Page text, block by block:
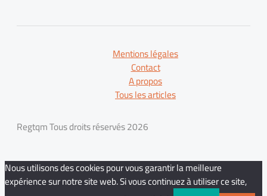
Mentions légales
Contact
A propos
Tous les articles
Regtqm Tous droits réservés 2026
Nous utilisons des cookies pour vous garantir la meilleure
expérience sur notre site web. Si vous continuez à utiliser ce site,